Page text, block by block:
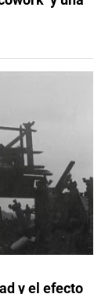
y el efecto